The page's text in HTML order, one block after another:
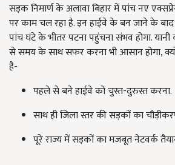
सड़क निमार्ण के अलावा बिहार में पांच नए
पर काम चल रहा है. इन हाईवे के बन जाने के
पांच घंटे के भीतर पटना पहुंचना संभव होगा.
से समय के साथ सफर करना भी आसान होगा,
है-
पहले से बने हाईवे को चुस्त-दुरुस्त करना.
साथ ही जिला स्तर की सड़कों का
पूरे राज्य में सड़कों का मजबूत नेटवर्क